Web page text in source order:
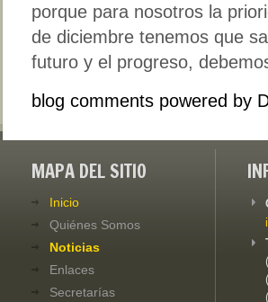
porque para nosotros la
de diciembre tenemos que
futuro y el progreso,
blog comments powered by
MAPA DEL SITIO
Inicio
Quiénes Somos
Noticias
Enlaces
Secretarías